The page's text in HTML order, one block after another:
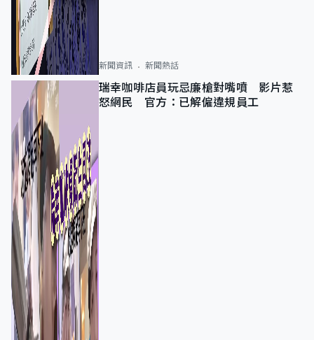
新聞資訊 新聞熱話
瑞幸咖啡店員玩忌廉槍對嘴噴 影片惹
怒網民 官方：已解僱違規員工